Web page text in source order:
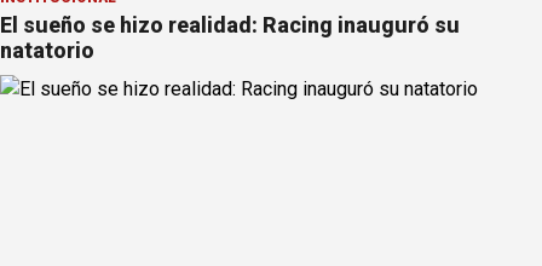
El sueño se hizo realidad: Racing inauguró su
natatorio